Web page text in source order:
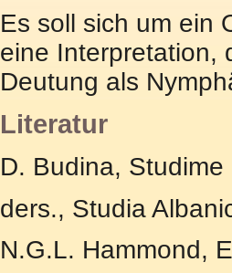
Es soll sich um ein
eine Interpretation,
Deutung als
Literatur
D. Budina,
ders., Studia
N.G.L. Hammond,